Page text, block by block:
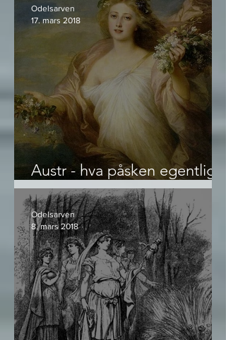
Austr - hva påsken egentlig
er
Odelsarven
17. mars 2018
Odelsarven
8. mars 2018